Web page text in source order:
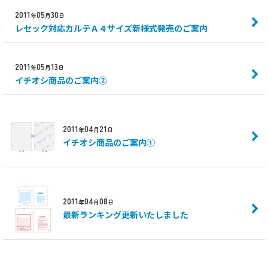
2011年05月30日
レセック対応カルテＡ４サイズ新様式発売のご案内
2011年05月13日
イチオシ商品のご案内②
2011年04月 21日
イチオシ商品のご案内①
2011年04月08日
最新ランキング更新いたしました